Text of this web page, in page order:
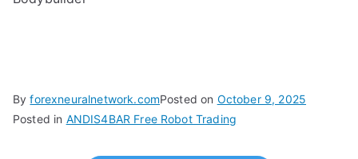
Byforexneuralnetwork.comPosted on October 9, 2025
Posted in ANDIS4BAR Free Robot Trading